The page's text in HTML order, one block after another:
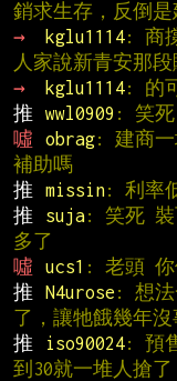
銷求生存，反倒是
→
kglu1114: 商
人家說新青安那段
→
kglu1114: 的
推
wwl0909 : 笑死
噓
obrag: 建商一
補助嗎
推
missin: 利率
推
suja: 笑死 裝
多了
噓
ucs1 : 老頭 你
推
N4urose : 想法
了，讓牠餓幾年沒
推
iso90024: 預
到30就一堆人搶了